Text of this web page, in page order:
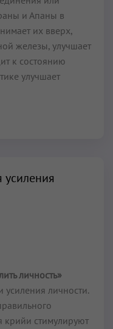
и Апаны в
их вверх,
железы, улучшает
к состоянию
улучшает
личность»
усиления личности.
крийи стимулируют